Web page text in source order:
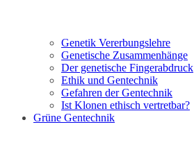
Genetik Vererbungslehre
Genetische Zusammenhänge
Der genetische Fingerabdruck
Ethik und Gentechnik
Gefahren der Gentechnik
Ist Klonen ethisch vertretbar?
Grüne Gentechnik